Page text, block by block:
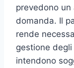
prevedono
domanda. Il
rende
gestione
intendono